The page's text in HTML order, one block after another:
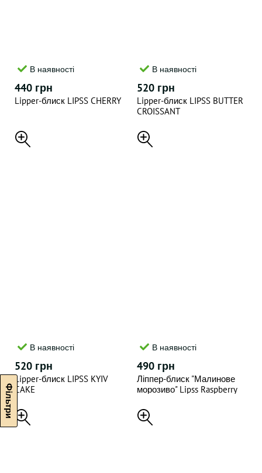
В наявності
440 грн
Lipper-блиск LIPSS CHERRY
В наявності
520 грн
Lipper-блиск LIPSS BUTTER
CROISSANT
В наявності
520 грн
Lipper-блиск LIPSS KYIV
CAKE
В наявності
490 грн
Ліппер-блиск "Малинове
морозиво" Lipss Raspberry